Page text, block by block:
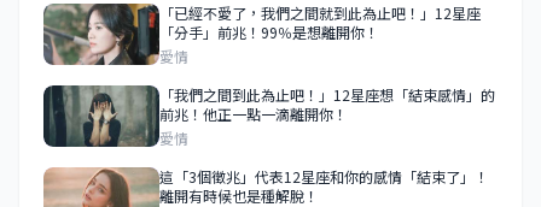
「已經不愛了，我們之間就到此為止吧！」12星座
「分手」前兆！99％是想離開你！
愛情
「我們之間到此為止吧！」12星座想「結束感情」的
前兆！他正一點一滴離開你！
愛情
這「3個徵兆」代表12星座和你的感情「結束了」！
離開有時候也是種解脫！